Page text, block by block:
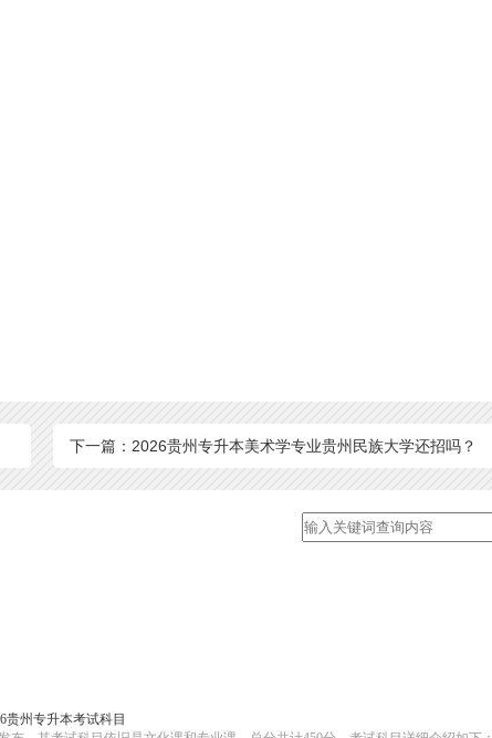
下一篇：2026贵州专升本美术学专业贵州民族大学还招吗？
贵州专升本考试科目